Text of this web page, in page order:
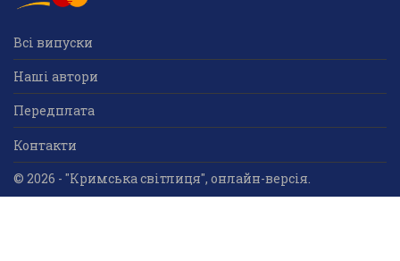
Всі випуски
Наші автори
Передплата
Контакти
© 2026 - "Кримська світлиця", онлайн-версія.